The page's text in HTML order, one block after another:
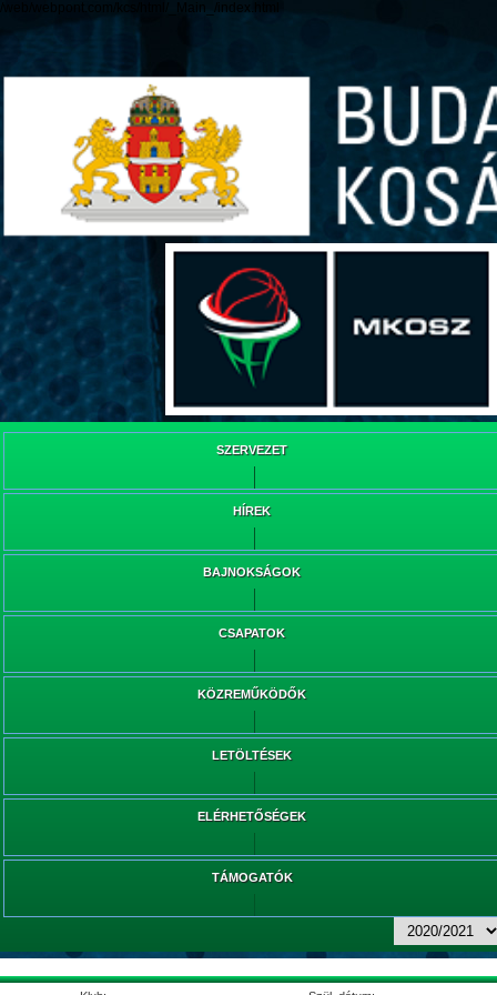
/web/webpont.com/kcs/html/_Main_/index.html
SZERVEZET
HÍREK
BAJNOKSÁGOK
CSAPATOK
KÖZREMŰKÖDŐK
LETÖLTÉSEK
ELÉRHETŐSÉGEK
TÁMOGATÓK